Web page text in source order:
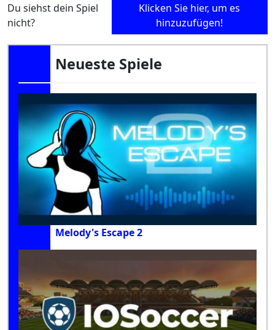
Du siehst dein Spiel
nicht?
Klicken Sie hier, um es
hinzuzufügen!
Neueste Spiele
Melody's Escape 2